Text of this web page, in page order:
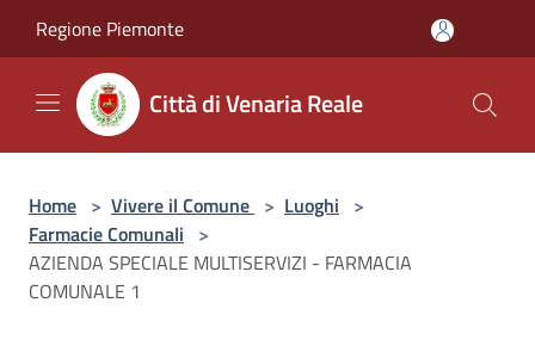
Regione Piemonte
Città di Venaria Reale
Home > Vivere il Comune > Luoghi >
Farmacie Comunali >
AZIENDA SPECIALE MULTISERVIZI - FARMACIA
COMUNALE 1